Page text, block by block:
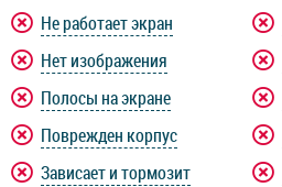
Не работает экран
Нет изображения
Полосы на экране
Поврежден корпус
Зависает и тормозит